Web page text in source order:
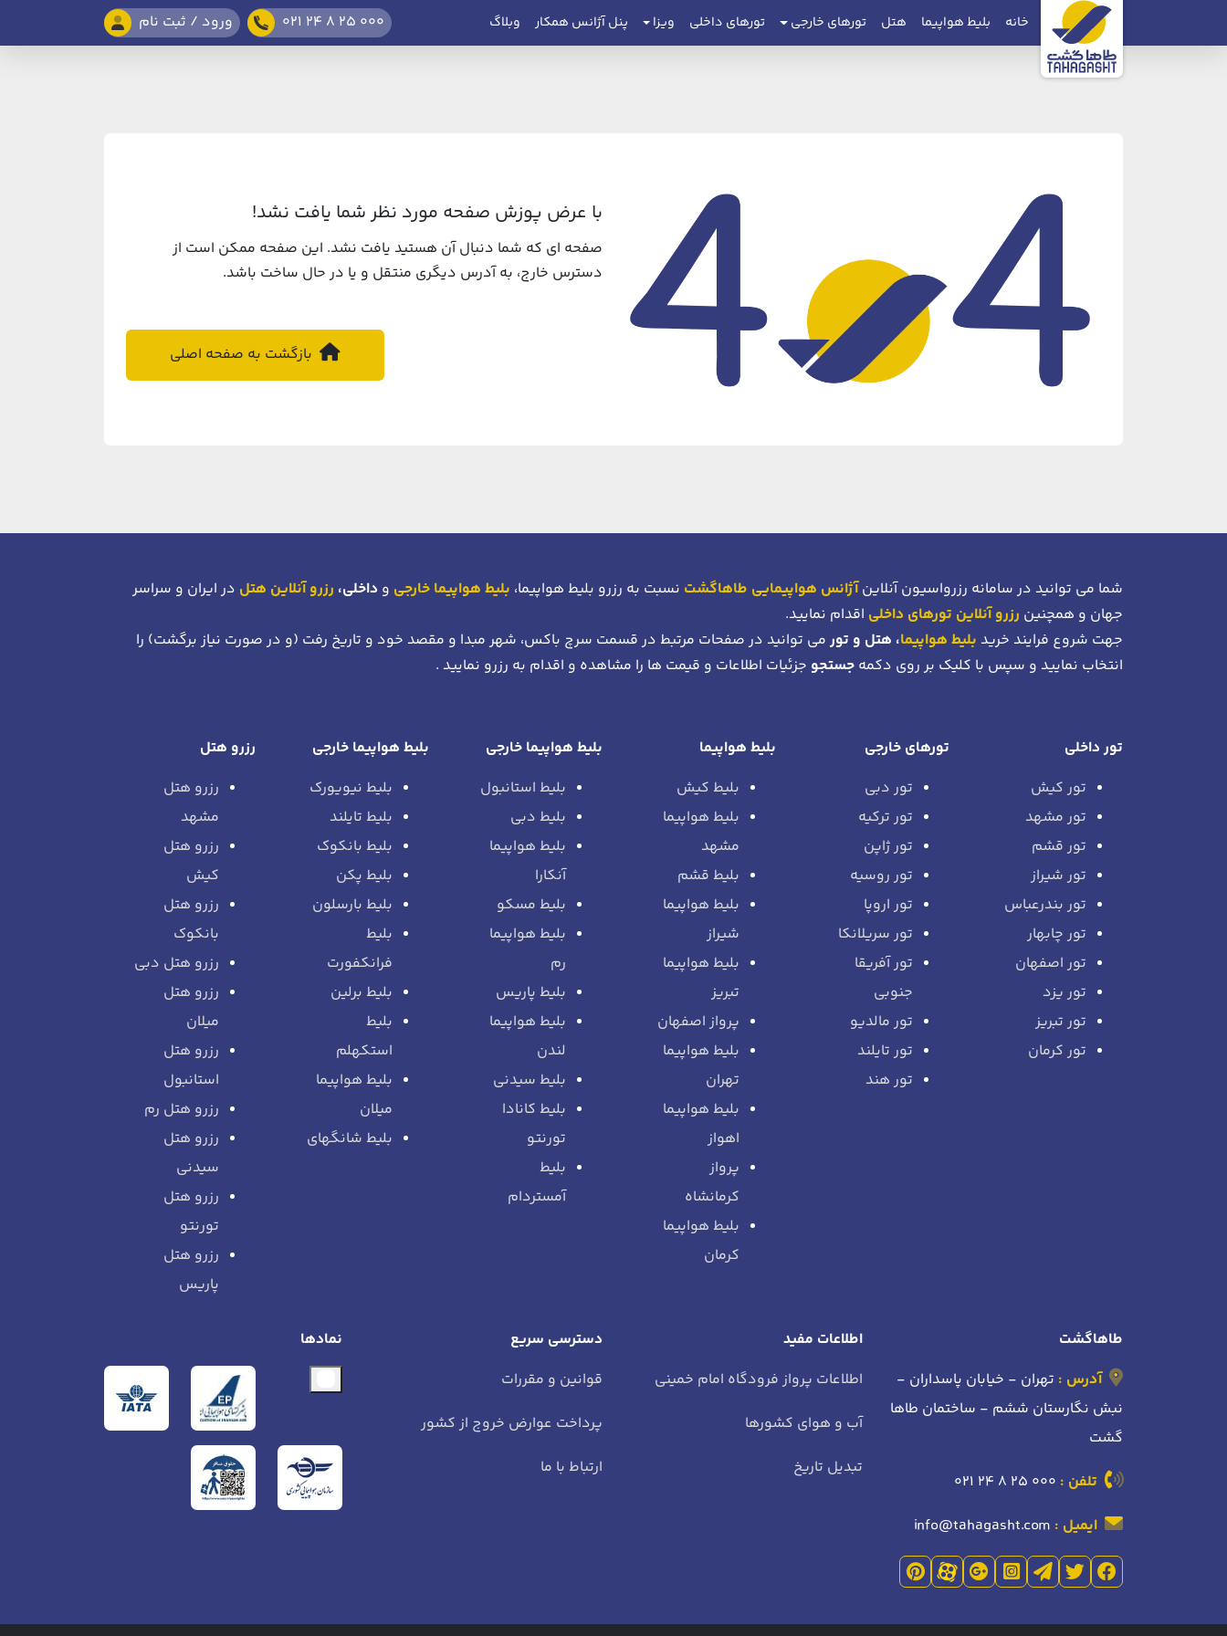
خانه بلیط هواپیما هتل تورهای خارجی تورهای داخلی ویزا پنل آژانس همکار وبلاگ 021 24 8 25 000 ورود / ثبت نام
با عرض پوزش صفحه مورد نظر شما یافت نشد!
صفحه ای که شما دنبال آن هستید یافت نشد. این صفحه ممکن است از
دسترس خارج، به آدرس دیگری منتقل و یا در حال ساخت باشد.
بازگشت به صفحه اصلی
شما می توانید در سامانه رزرواسیون آنلاینآژانس هواپیمایی طاهاگشت نسبت به رزرو بلیط هواپیما، بلیط هواپیما خارجی و داخلی، رزرو آنلاین هتل در ایران و سراسر
جهان و همچنین رزرو آنلاین تورهای داخلی اقدام نمایید.
جهت شروع فرایند خرید بلیط هواپیما، هتل و تورمی توانید در صفحات مرتبط در قسمت سرچ باکس، شهر مبدا و مقصد خود و تاریخ رفت (و در صورت نیاز برگشت) را
انتخاب نمایید و سپس با کلیک بر روی دکمه جستجو جزئیات اطلاعات و قیمت ها را مشاهده و اقدام به رزرو نمایید .
تور داخلی
تور کیش
تور مشهد
تور قشم
تور شیراز
تور بندرعباس
تور چابهار
تور اصفهان
تور یزد
تور تبریز
تور کرمان
تورهای خارجی
تور دبی
تور ترکیه
تور ژاپن
تور روسیه
تور اروپا
تور سریلانکا
تور آفریقا
جنوبی
تور مالدیو
تور تایلند
تور هند
بلیط هواپیما
بلیط کیش
بلیط هواپیما
مشهد
بلیط قشم
بلیط هواپیما
شیراز
بلیط هواپیما
تبریز
پرواز اصفهان
بلیط هواپیما
تهران
بلیط هواپیما
اهواز
پرواز
کرمانشاه
بلیط هواپیما
کرمان
بلیط هواپیما خارجی
بلیط استانبول
بلیط دبی
بلیط هواپیما
آنکارا
بلیط مسکو
بلیط هواپیما
رم
بلیط پاریس
بلیط هواپیما
لندن
بلیط سیدنی
بلیط کانادا
تورنتو
بلیط
آمستردام
بلیط هواپیما خارجی
بلیط نیویورک
بلیط تایلند
بلیط بانکوک
بلیط پکن
بلیط بارسلون
بلیط
فرانکفورت
بلیط برلین
بلیط
استکهلم
بلیط هواپیما
میلان
بلیط شانگهای
رزرو هتل
رزرو هتل
مشهد
رزرو هتل
کیش
رزرو هتل
بانکوک
رزرو هتل دبی
رزرو هتل
میلان
رزرو هتل
استانبول
رزرو هتل رم
رزرو هتل
سیدنی
رزرو هتل
تورنتو
رزرو هتل
پاریس
طاهاگشت
آدرس : تهران - خیابان پاسداران -
نبش نگارستان ششم - ساختمان طاها
گشت
تلفن : 021 24 8 25 000
ایمیل : info@tahagasht.com
اطلاعات مفید
اطلاعات پرواز فرودگاه امام خمینی
آب و هوای کشورها
تبدیل تاریخ
دسترسی سریع
قوانین و مقررات
پرداخت عوارض خروج از کشور
ارتباط با ما
نمادها